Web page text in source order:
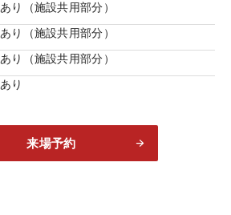
あり（施設共用部分）
あり（施設共用部分）
あり（施設共用部分）
あり
来場予約